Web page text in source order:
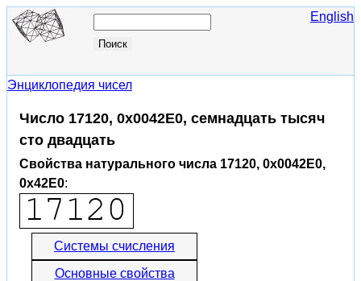
English
Энциклопедия чисел
Число 17120, 0x0042E0, семнадцать тысяч
сто двадцать
Свойства натурального числа 17120, 0x0042E0,
0x42E0:
Системы счисления
Основные свойства